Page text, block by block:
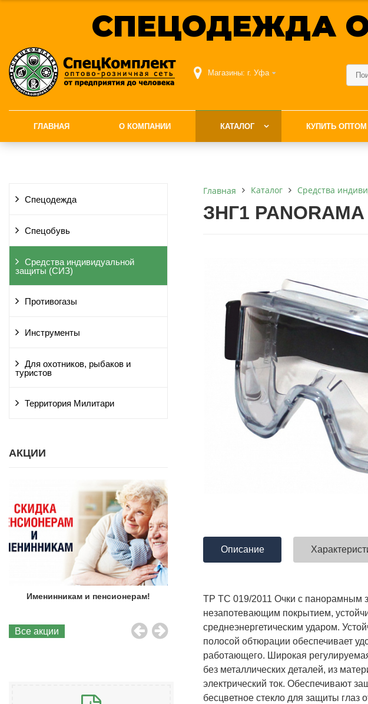
СПЕЦОДЕЖДА
Магазины: г. Уфа
ГЛАВНАЯ О КОМПАНИИ КАТАЛОГ КУПИТЬ ОПТОМ
Спецодежда
Спецобувь
Средства индивидуальной
защиты (СИЗ)
Противогазы
Инструменты
Для охотников, рыбаков и
туристов
Территория Милитари
АКЦИИ
Именинникам и пенсионерам! Бесплатная доставка!
Все акции
Главная Каталог Средства
ЗНГ1
Описание
ТР ТС 019/2011 Очки с панорамным
незапотевающим покрытием,
среднеэнергетическим ударом.
полосой обтюрации обеспечивает
работающего. Широкая
без металлических деталей, из
электрический ток. Обеспечивают
бесцветное стекло для защиты